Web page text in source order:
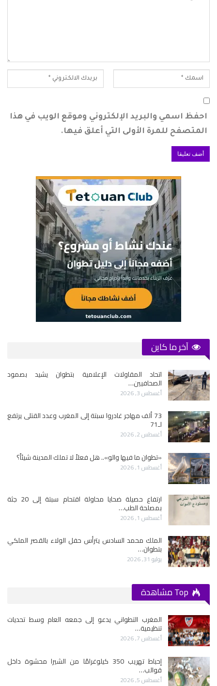
احفظ اسمي والبريد الإلكتروني وموقع الويب في هذا
المتصفح للمرة الأولى التي أعلق فيها.
آخر ما كاين
اتحاد المقاولات الإعلامية بتطوان يشيد بصمود
الصحافيين…
أغسطس 3, 2026
73 ألف مهاجر غادروا سبتة إلى المغرب وعدد القتلى يرتفع
لـ71
أغسطس 2, 2026
«تطوان ما فيها والو».. هل فعلاً لا تملك المدينة شيئاً؟
أغسطس 1, 2026
ارتفاع حصيلة ضحايا محاولة اقتحام سبتة إلى 20 جثة
بمصلحة الطب…
أغسطس 1, 2026
الملك محمد السادس يترأس حفل الولاء بالقصر الملكي
بتطوان…
يوليو 31, 2026
المغرب التطواني يدعو إلى جمعه العام وسط تحديات
تنظيمية…
أغسطس 7, 2026
إحباط تهريب 350 كيلوغرامًا من الشيرا محشوة داخل
قوالب…
أغسطس 5, 2026